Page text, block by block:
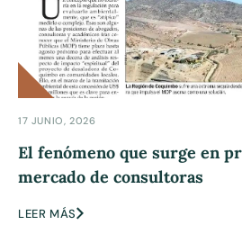
17 JUNIO, 2026
El fenómeno que surge en
mercado de consultoras
LEER MÁS